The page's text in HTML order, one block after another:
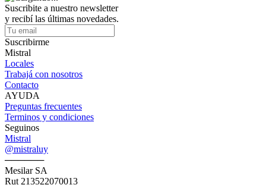
Suscribite a nuestro newsletter
y recibí las últimas novedades.
Suscribirme
Mistral
Locales
Trabajá con nosotros
Contacto
AYUDA
Preguntas frecuentes
Terminos y condiciones
Seguinos
Mistral
@mistraluy
──────
Mesilar SA
Rut 213522070013